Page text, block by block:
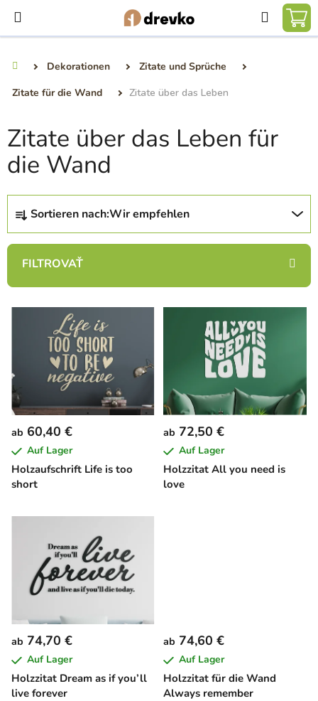
Inhalt
springen
Suchen
Dekorationen
Zitate und Sprüche
Zitate für die Wand
Zitate über das Leben
Zitate über das Leben für
die Wand
P
o
u
t
r
t
e
r
u
n
Sortieren nach:Wir empfehlen
L
t
e
d
e
r
P
r
o
d
Holzaufschrift Life is too
short
ab 60,40 €
Auf Lager
Holzzitat All you need is
love
ab 72,50 €
Auf Lager
Holzzitat Dream as if you’ll
live forever
ab 74,70 €
Auf Lager
Holzzitat für die Wand
Always remember
ab 74,60 €
Auf Lager